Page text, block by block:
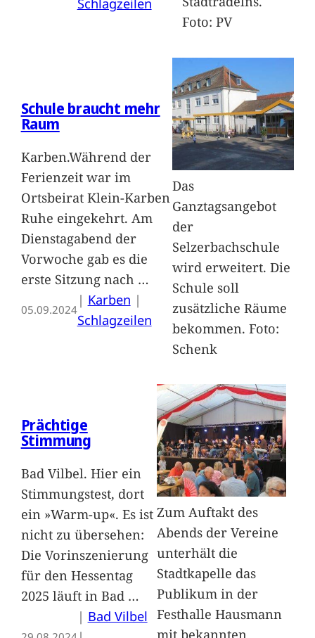
Foto: PV
Schule braucht mehr
Raum
Karben.Während der
Ferienzeit war im
Ortsbeirat Klein-Karben
Ruhe eingekehrt. Am
Dienstagabend der
Vorwoche gab es die
erste Sitzung nach …
05.09.2024
| Karben
Schlagzeilen
Das
Ganztagsangebot
der
Selzerbachschule
wird erweitert. Die
Schule soll
zusätzliche Räume
bekommen. Foto:
Schenk
Prächtige
Stimmung
Bad Vilbel. Hier ein
Stimmungstest, dort
ein »Warm-up«. Es ist
nicht zu übersehen:
Die Vorinszenierung
für den Hessentag
2025 läuft in Bad …
| Bad Vilbel
Zum Auftakt des
Abends der Vereine
unterhält die
Stadtkapelle das
Publikum in der
Festhalle Hausmann
mit bekannten